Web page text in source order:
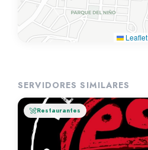
Leaflet
SERVIDORES SIMILARES
Restaurantes